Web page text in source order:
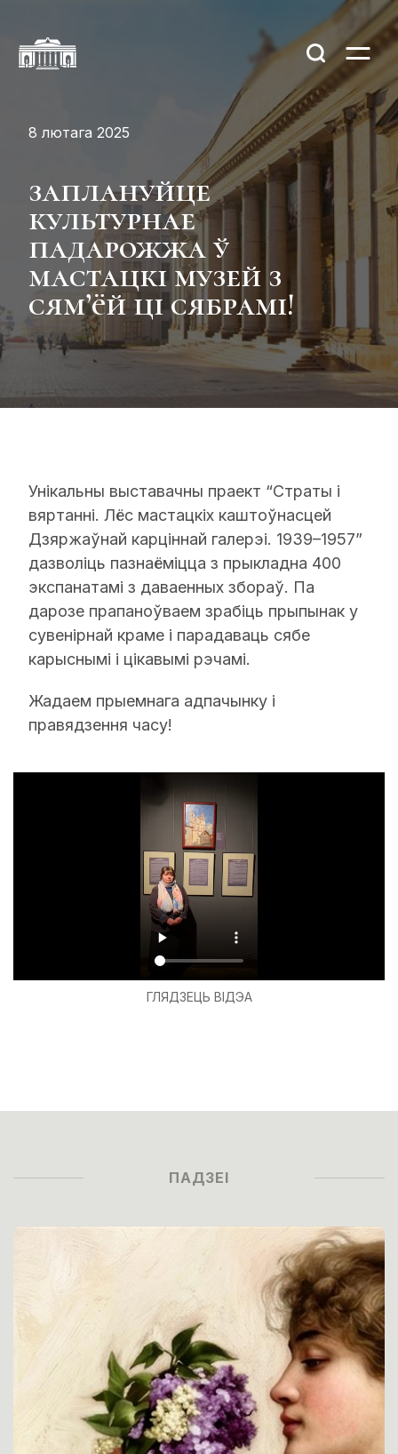
8 лютага 2025
заплануйце
культурнае
падарожжа ў
мастацкі музей з
сям’ëй ці сябрамі!
Унікальны выставачны праект “Страты і
вяртанні. Лёс мастацкіх каштоўнасцей
Дзяржаўнай карціннай галерэі. 1939–1957”
дазволіць пазнаёмiцца з прыкладна 400
экспанатамi з даваенных збораў. Па
дарозе прапаноўваем зрабіць прыпынак у
сувенірнай краме і парадаваць сябе
карыснымі і цікавымі рэчамі.
Жадаем прыемнага адпачынку і
правядзення часу!
ГЛЯДЗЕЦЬ ВІДЭА
ПАДЗЕІ